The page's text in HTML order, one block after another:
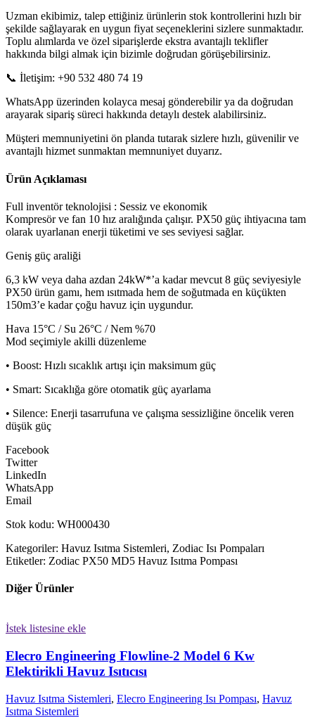
Uzman ekibimiz, talep ettiğiniz ürünlerin stok kontrollerini hızlı bir
şekilde sağlayarak en uygun fiyat seçeneklerini sizlere sunmaktadır.
Toplu alımlarda ve özel siparişlerde ekstra avantajlı teklifler
hakkında bilgi almak için bizimle doğrudan görüşebilirsiniz.
📞 İletişim: +90 532 480 74 19
WhatsApp üzerinden kolayca mesaj gönderebilir ya da doğrudan
arayarak sipariş süreci hakkında detaylı destek alabilirsiniz.
Müşteri memnuniyetini ön planda tutarak sizlere hızlı, güvenilir ve
avantajlı hizmet sunmaktan memnuniyet duyarız.
Ürün Açıklaması
Full inventör teknolojisi : Sessiz ve ekonomik
Kompresör ve fan 10 hız aralığında çalışır. PX50 güç ihtiyacına tam
olarak uyarlanan enerji tüketimi ve ses seviyesi sağlar.
Geniş güç araliği
6,3 kW veya daha azdan 24kW*’a kadar mevcut 8 güç seviyesiyle
PX50 ürün gamı, hem ısıtmada hem de soğutmada en küçükten
150m3’e kadar çoğu havuz için uygundur.
Hava 15°C / Su 26°C / Nem %70
Mod seçimiyle akilli düzenleme
• Boost: Hızlı sıcaklık artışı için maksimum güç
• Smart: Sıcaklığa göre otomatik güç ayarlama
• Silence: Enerji tasarrufuna ve çalışma sessizliğine öncelik veren
düşük güç
Facebook
Twitter
LinkedIn
WhatsApp
Email
Stok kodu: WH000430
Kategoriler: Havuz Isıtma Sistemleri, Zodiac Isı Pompaları
Etiketler: Zodiac PX50 MD5 Havuz Isıtma Pompası
Diğer Ürünler
İstek listesine ekle
Elecro Engineering Flowline-2 Model 6 Kw
Elektirikli Havuz Isıtıcısı
Havuz Isıtma Sistemleri, Elecro Engineering Isı Pompası, Havuz
Isıtma Sistemleri